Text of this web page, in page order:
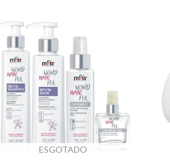
ESGOTADO